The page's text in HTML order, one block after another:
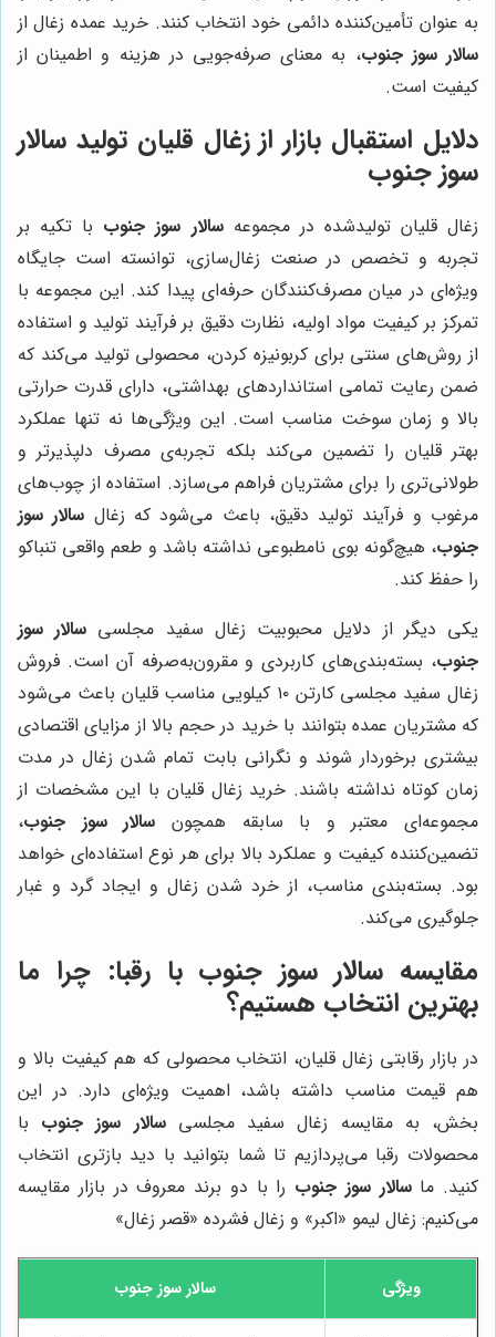
به عنوان تأمین‌کننده دائمی خود انتخاب کنند. خرید عمده زغال از
سالار سوز جنوب، به معنای صرفه‌جویی در هزینه و اطمینان از
کیفیت است.
دلایل استقبال بازار از زغال قلیان تولید سالار
سوز جنوب
زغال قلیان تولیدشده در مجموعهسالار سوز جنوب با تکیه بر
تجربه و تخصص در صنعت زغال‌سازی، توانسته است جایگاه
ویژه‌ای در میان مصرف‌کنندگان حرفه‌ای پیدا کند. این مجموعه با
تمرکز بر کیفیت مواد اولیه، نظارت دقیق بر فرآیند تولید و استفاده
از روش‌های سنتی برای کربونیزه کردن، محصولی تولید می‌کند که
ضمن رعایت تمامی استانداردهای بهداشتی، دارای قدرت حرارتی
بالا و زمان سوخت مناسب است. این ویژگی‌ها نه تنها عملکرد
بهتر قلیان را تضمین می‌کند بلکه تجربه‌ی مصرف دلپذیرتر و
طولانی‌تری را برای مشتریان فراهم می‌سازد. استفاده از چوب‌های
مرغوب و فرآیند تولید دقیق، باعث می‌شود که زغال سالار سوز
جنوب، هیچ‌گونه بوی نامطبوعی نداشته باشد و طعم واقعی تنباکو
را حفظ کند.
یکی دیگر از دلایل محبوبیت زغال سفید مجلسی سالار سوز
جنوب، بسته‌بندی‌های کاربردی و مقرون‌به‌صرفه آن است. فروش
زغال سفید مجلسی کارتن ۱۰ کیلویی مناسب قلیان باعث می‌شود
که مشتریان عمده بتوانند با خرید در حجم بالا از مزایای اقتصادی
بیشتری برخوردار شوند و نگرانی بابت تمام شدن زغال در مدت
زمان کوتاه نداشته باشند. خرید زغال قلیان با این مشخصات از
مجموعه‌ای معتبر و با سابقه همچون سالار سوز جنوب،
تضمین‌کننده کیفیت و عملکرد بالا برای هر نوع استفاده‌ای خواهد
بود. بسته‌بندی مناسب، از خرد شدن زغال و ایجاد گرد و غبار
جلوگیری می‌کند.
مقایسه سالار سوز جنوب با رقبا: چرا ما
بهترین انتخاب هستیم؟
در بازار رقابتی زغال قلیان، انتخاب محصولی که هم کیفیت بالا و
هم قیمت مناسب داشته باشد، اهمیت ویژه‌ای دارد. در این
بخش، به مقایسه زغال سفید مجلسیسالار سوز جنوب با
محصولات رقبا می‌پردازیم تا شما بتوانید با دید بازتری انتخاب
کنید. ماسالار سوز جنوب را با دو برند معروف در بازار مقایسه
می‌کنیم: زغال لیمو «اکبر» و زغال فشرده «قصر زغال»
ویژگی سالار سوز جنوب